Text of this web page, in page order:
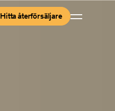
Hitta återförsäljare